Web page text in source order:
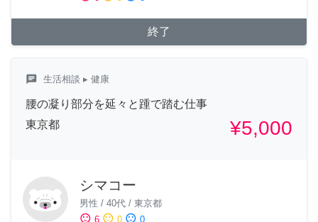
終了
chat 生活相談 ▸ 健康
腰の凝り部分を延々と踵で踏む仕事
東京都
¥5,000
シマコー
男性 / 40代 / 東京都
sentiment_satisfied 6 sentiment_neutral 0 sentiment_dissatisfied 0